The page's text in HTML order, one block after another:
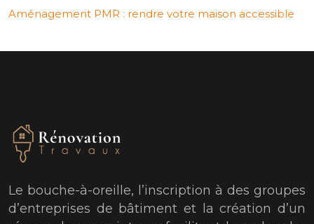
Aménagement PMR : rendre votre maison accessible
Le bouche-à-oreille, l’inscription à des groupes
d’entreprises de bâtiment et la création d’un